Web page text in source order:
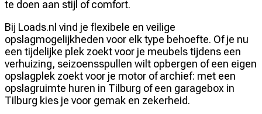
te doen aan stijl of comfort.
Bij Loads.nl vind je flexibele en veilige
opslagmogelijkheden voor elk type behoefte. Of je nu
een tijdelijke plek zoekt voor je meubels tijdens een
verhuizing, seizoensspullen wilt opbergen of een eigen
opslagplek zoekt voor je motor of archief: met een
opslagruimte huren in Tilburg of een garagebox in
Tilburg kies je voor gemak en zekerheid.